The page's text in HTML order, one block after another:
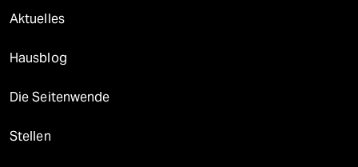
Aktuelles
Hausblog
Die Seitenwende
Stellen